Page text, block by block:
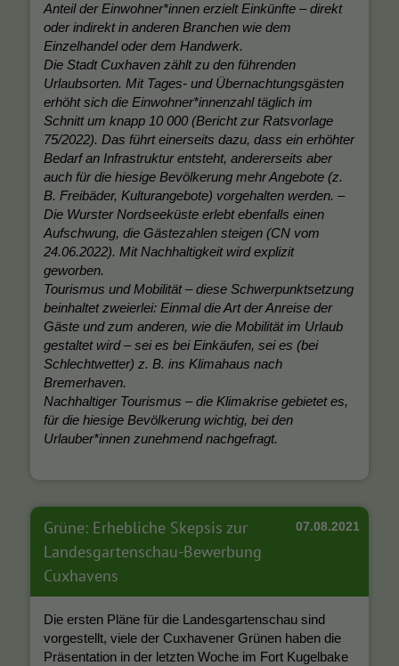
Anteil der Einwohner*innen erzielt Einkünfte – direkt
oder indirekt in anderen Branchen wie dem
Einzelhandel oder dem Handwerk.
Die Stadt Cuxhaven zählt zu den führenden
Urlaubsorten. Mit Tages- und Übernachtungsgästen
erhöht sich die Einwohner*innenzahl täglich im
Schnitt um knapp 10 000 (Bericht zur Ratsvorlage
75/2022). Das führt einerseits dazu, dass ein erhöhter
Bedarf an Infrastruktur entsteht, andererseits aber
auch für die hiesige Bevölkerung mehr Angebote (z.
B. Freibäder, Kulturangebote) vorgehalten werden. –
Die Wurster Nordseeküste erlebt ebenfalls einen
Aufschwung, die Gästezahlen steigen (CN vom
24.06.2022). Mit Nachhaltigkeit wird explizit
geworben.
Tourismus und Mobilität – diese Schwerpunktsetzung
beinhaltet zweierlei: Einmal die Art der Anreise der
Gäste und zum anderen, wie die Mobilität im Urlaub
gestaltet wird – sei es bei Einkäufen, sei es (bei
Schlechtwetter) z. B. ins Klimahaus nach
Bremerhaven.
Nachhaltiger Tourismus – die Klimakrise gebietet es,
für die hiesige Bevölkerung wichtig, bei den
Urlauber*innen zunehmend nachgefragt.
07.08.2021
Grüne: Erhebliche Skepsis zur
Landesgartenschau-Bewerbung
Cuxhavens
Die ersten Pläne für die Landesgartenschau sind
vorgestellt, viele der Cuxhavener Grünen haben die
Präsentation in der letzten Woche im Fort Kugelbake